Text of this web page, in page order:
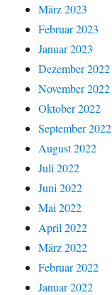
März 2023
Februar 2023
Januar 2023
Dezember 2022
November 2022
Oktober 2022
September 2022
August 2022
Juli 2022
Juni 2022
Mai 2022
April 2022
März 2022
Februar 2022
Januar 2022